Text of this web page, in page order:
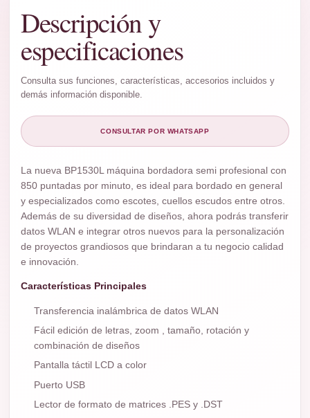
Descripción y
especificaciones
Consulta sus funciones, características, accesorios incluidos y
demás información disponible.
CONSULTAR POR WHATSAPP
La nueva BP1530L máquina bordadora semi profesional con
850 puntadas por minuto, es ideal para bordado en general
y especializados como escotes, cuellos escudos entre otros.
Además de su diversidad de diseños, ahora podrás transferir
datos WLAN e integrar otros nuevos para la personalización
de proyectos grandiosos que brindaran a tu negocio calidad
e innovación.
Características Principales
Transferencia inalámbrica de datos WLAN
Fácil edición de letras, zoom , tamaño, rotación y
combinación de diseños
Pantalla táctil LCD a color
Puerto USB
Lector de formato de matrices .PES y .DST